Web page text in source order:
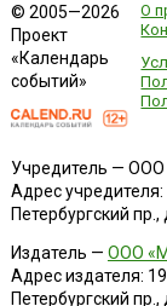
© 2005—2026
Проект
«Календарь
событий»
О
Учредитель — ООО
Адрес учредителя:
Петербургский
Издатель — ООО
Адрес издателя:
Петербургский